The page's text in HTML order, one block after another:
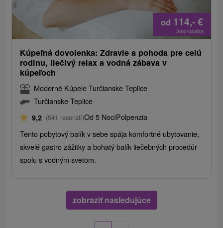
od 114,-€
/noc/osoba
Kúpeľná dovolenka: Zdravie a pohoda pre celú
rodinu, liečivý relax a vodná zábava v
kúpeľoch
Moderné Kúpele Turčianske Teplice
Turčianske Teplice
9,2 (541 recenzií)Od 5 NocíPolpenzia
Tento pobytový balík v sebe spája komfortné ubytovanie,
skvelé gastro zážitky a bohatý balík liečebných procedúr
spolu s vodným svetom.
zobraziť nasledujúce